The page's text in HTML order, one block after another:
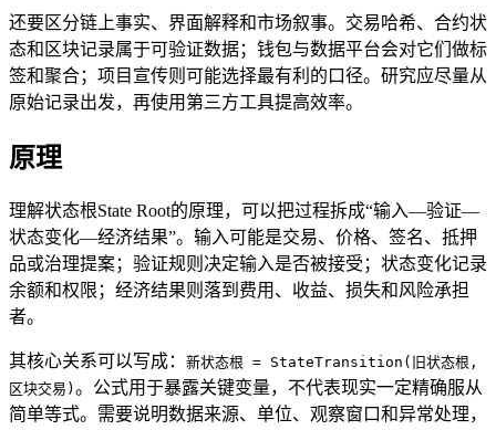
还要区分链上事实、界面解释和市场叙事。交易哈希、合约状
态和区块记录属于可验证数据；钱包与数据平台会对它们做标
签和聚合；项目宣传则可能选择最有利的口径。研究应尽量从
原始记录出发，再使用第三方工具提高效率。
原理
理解状态根State Root的原理，可以把过程拆成“输入—验证—
状态变化—经济结果”。输入可能是交易、价格、签名、抵押
品或治理提案；验证规则决定输入是否被接受；状态变化记录
余额和权限；经济结果则落到费用、收益、损失和风险承担
者。
其核心关系可以写成： 新状态根 = StateTransition(旧状态根,
区块交易) 。公式用于暴露关键变量，不代表现实一定精确服从
简单等式。需要说明数据来源、单位、观察窗口和异常处理，